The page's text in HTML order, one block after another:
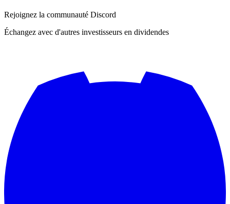
Rejoignez la communauté Discord
Échangez avec d'autres investisseurs en dividendes